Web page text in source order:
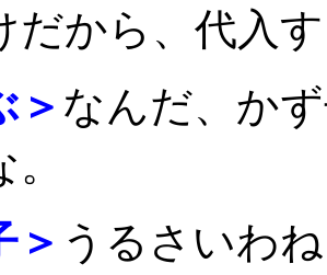
だから、代入
＞ なんだ、か
＞ うるさいわ